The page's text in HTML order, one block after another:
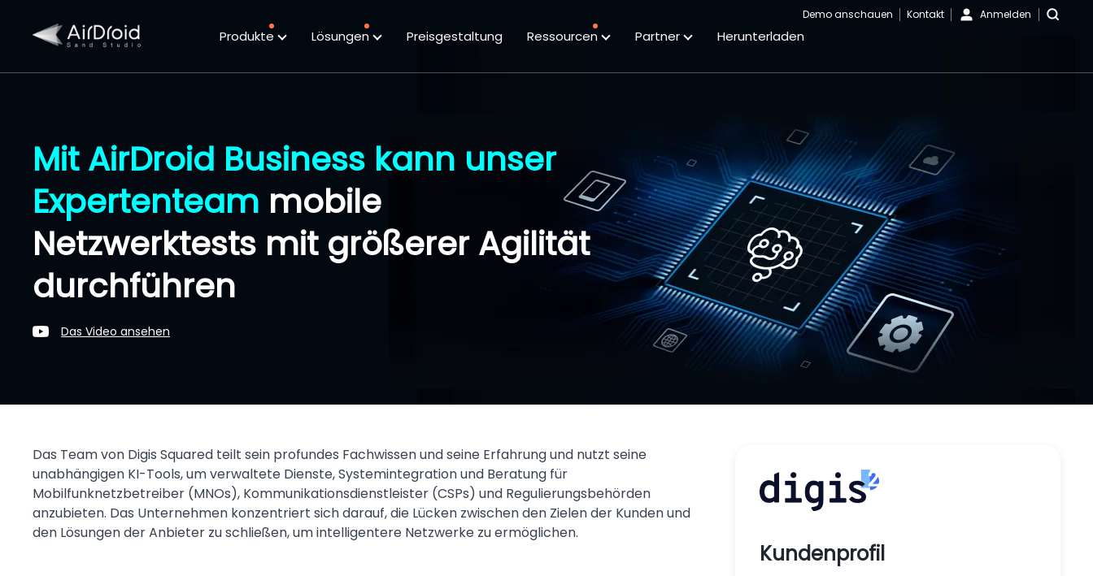
Produkte Lösungen Preisgestaltung Ressourcen Partner Herunterladen
Demo anschauen Kontakt Anmelden
Mit AirDroid Business kann unser
Expertenteam mobile
Netzwerktests mit größerer Agilität
durchführen
Das Video ansehen
Das Team von Digis Squared teilt sein profundes Fachwissen und seine Erfahrung und nutzt seine
unabhängigen KI-Tools, um verwaltete Dienste, Systemintegration und Beratung für
Mobilfunknetzbetreiber (MNOs), Kommunikationsdienstleister (CSPs) und Regulierungsbehörden
anzubieten. Das Unternehmen konzentriert sich darauf, die Lücken zwischen den Zielen der Kunden und
den Lösungen der Anbieter zu schließen, um intelligentere Netzwerke zu ermöglichen.
Kundenprofil